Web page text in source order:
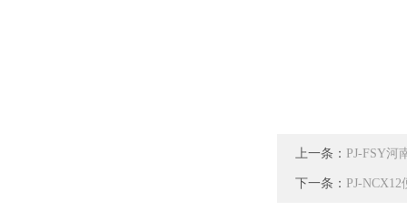
上一条： PJ-FSY河
下一条： PJ-